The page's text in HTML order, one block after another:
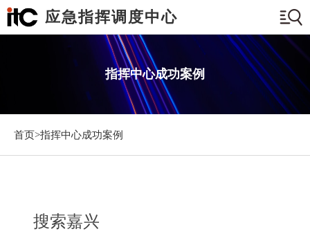
应急指挥调度中心
指挥中心成功案例
首页>指挥中心成功案例
搜索嘉兴